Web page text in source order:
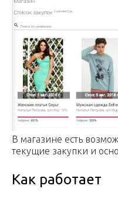
В магазине есть
текущие закупки и
Как работает